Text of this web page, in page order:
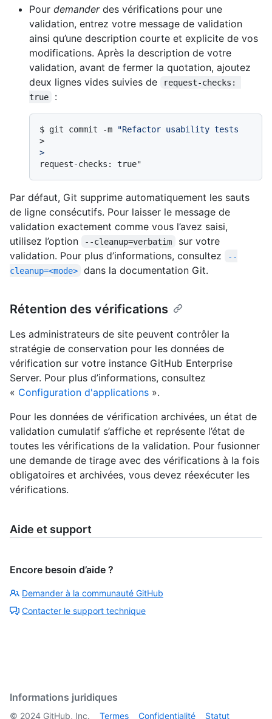
Pour demanderdes vérifications pour une
validation, entrez votre message de validation
ainsi qu’une description courte et explicite de vos
modifications. Après la description de votre
validation, avant de fermer la quotation, ajoutez
deux lignes vides suivies de
request-checks:
true
:
$ git commit -m
"Refactor usability tests
>
>
Par défaut, Git supprime automatiquement les sauts
de ligne consécutifs. Pour laisser le message de
validation exactement comme vous l’avez saisi,
utilisez l’option
--cleanup=verbatim
sur votre
validation. Pour plus d’informations, consultez
--
cleanup=<mode>
dans la documentation Git.
Rétention des vérifications
Les administrateurs de site peuvent contrôler la
stratégie de conservation pour les données de
vérification sur votre instance GitHub Enterprise
Server. Pour plus d’informations, consultez
« Configuration d'applications ».
Pour les données de vérification archivées, un état de
validation cumulatif s’affiche et représente l’état de
toutes les vérifications de la validation. Pour fusionner
une demande de tirage avec des vérifications à la fois
obligatoires et archivées, vous devez réexécuter les
vérifications.
Aide et support
Encore besoin d’aide ?
Demander à la communauté GitHub
Contacter le support technique
Informations juridiques
© 2024 GitHub, Inc. Termes Confidentialité Statut